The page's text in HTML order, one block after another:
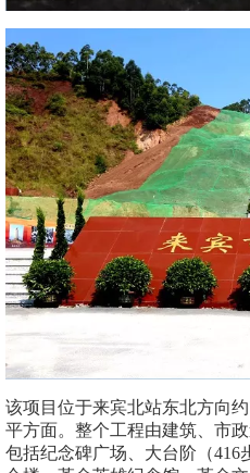
该项目位于来宾北站东北方向
平方面。整个工程由建筑、市
包括纪念碑广场、大台阶（416